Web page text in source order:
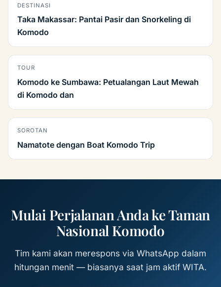
DESTINASI
Taka Makassar: Pantai Pasir dan Snorkeling di
Komodo
TOUR
Komodo ke Sumbawa: Petualangan Laut Mewah
di Komodo dan
SOROTAN
Namatote dengan Boat Komodo Trip
Mulai Perjalanan Anda ke Taman
Nasional Komodo
Tim kami akan merespons via WhatsApp dalam
hitungan menit — biasanya saat jam aktif WITA.